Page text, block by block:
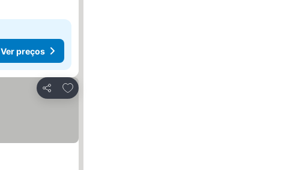
Ver preços
Partilhar
Adicionar aos favoritos